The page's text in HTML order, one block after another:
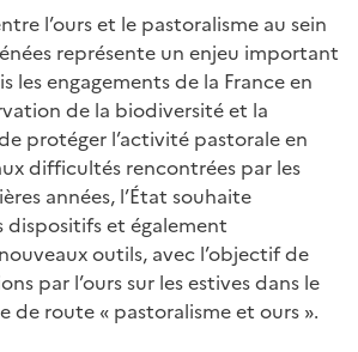
l’ours et le pastoralisme au sein
représente un enjeu important
les engagements de la France en
de la biodiversité et la
protéger l’activité pastorale en
difficultés rencontrées par les
années, l’État souhaite
dispositifs et également
outils, avec l’objectif de
par l’ours sur les estives dans le
de route « pastoralisme et ours ».